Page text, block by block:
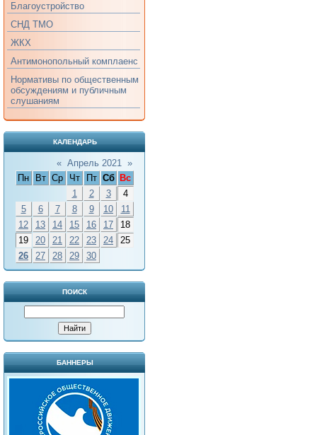
Благоустройство
СНД ТМО
ЖКХ
Антимонопольный комплаенс
Нормативы по общественным
обсуждениям и публичным
слушаниям
КАЛЕНДАРЬ
« Апрель 2021 »
Пн
Вт Ср Чт Пт Сб
Вс
1
2 3
4
5
6 7 8 9 10
11
12
13 14 15 16 17
18
19
20 21 22 23 24
25
26
27 28 29 30
ПОИСК
БАННЕРЫ